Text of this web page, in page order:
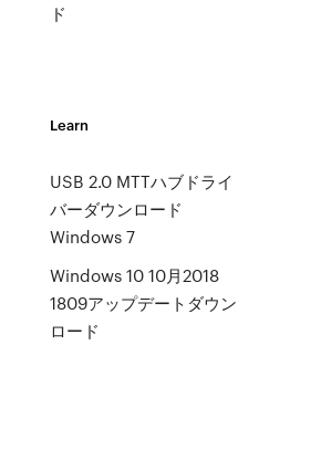
ド
Learn
USB 2.0 MTTハブドライ
バーダウンロード
Windows 7
Windows 10 10月2018
1809アップデートダウン
ロード